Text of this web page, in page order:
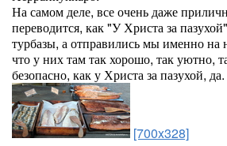
На самом деле, все очень даже
переводится, как "У Христа за
турбазы, а отправились мы именно на
что у них там так хорошо, так уютно,
безопасно, как у Христа за пазухой, да.
[700x328]